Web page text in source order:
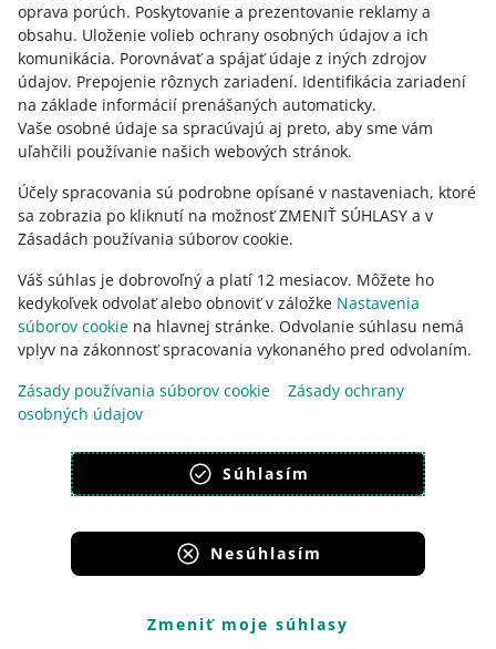
oprava porúch. Poskytovanie a prezentovanie reklamy a
obsahu. Uloženie volieb ochrany osobných údajov a ich
komunikácia. Porovnávať a spájať údaje z iných zdrojov
údajov. Prepojenie rôznych zariadení. Identifikácia zariadení
na základe informácií prenášaných automaticky.
Vaše osobné údaje sa spracúvajú aj preto, aby sme vám
uľahčili používanie našich webových stránok.
Účely spracovania sú podrobne opísané v nastaveniach, ktoré
sa zobrazia po kliknutí na možnosť ZMENIŤ SÚHLASY a v
Zásadách používania súborov cookie.
Váš súhlas je dobrovoľný a platí 12 mesiacov. Môžete ho
kedykoľvek odvolať alebo obnoviť v záložke Nastavenia
súborov cookie na hlavnej stránke. Odvolanie súhlasu nemá
vplyv na zákonnosť spracovania vykonaného pred odvolaním.
Zásady používania súborov cookie
Zásady ochrany
osobných údajov
Súhlasím
Nesúhlasím
Zmeniť moje súhlasy
POZRI STARŠIE
vzhľad: svetlý motív
Portály skupiny Allegro
Allegro.sk Allegro.hu Onedelivery.cz